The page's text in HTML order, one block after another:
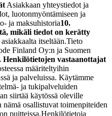
Asiakkaan yhteystiedot ja
luotonmyöntämiseen ja
ja maksuhistoria10.
mikäli tiedot on kerätty
itseltään.Tieto
Finland Oy:n ja Suomen
Henkilötietojen vastaanottajat
määriteltyihin
ja palveluissa. Käytämme
ja tukipalveluiden
siirtää käytössä oleville
osallistuvat toimenpiteiden
puitteissa.Henkilötietoja